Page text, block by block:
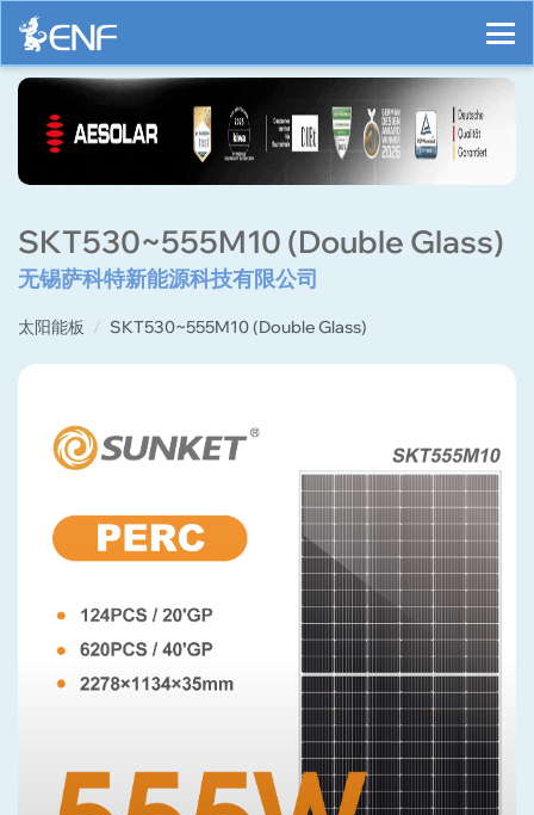
SKT530~555M10 (Double Glass)
无锡萨科特新能源科技有限公司
太阳能板 SKT530~555M10 (Double Glass)